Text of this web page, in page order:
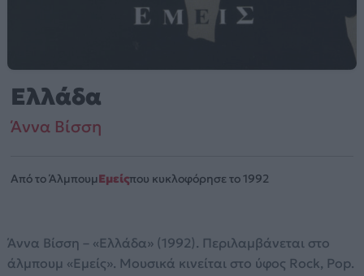
Ελλάδα
Άννα Βίσση
Από το ΆλμπουμΕμείςπου κυκλοφόρησε το 1992
Άννα Βίσση – «Ελλάδα» (1992). Περιλαμβάνεται στο
άλμπουμ «Εμείς». Μουσικά κινείται στο ύφος Rock, Pop.